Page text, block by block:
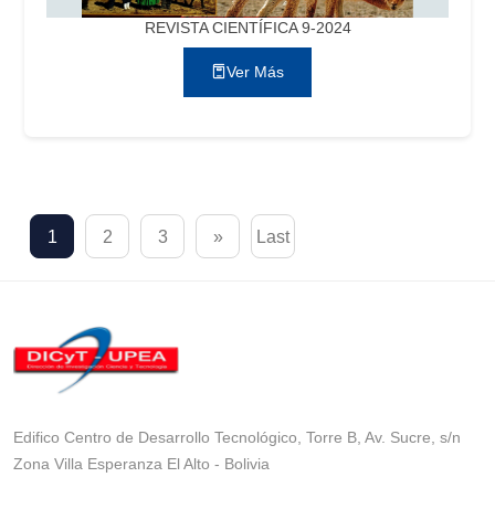
REVISTA CIENTÍFICA 9-2024
Ver Más
1 2 3 » Last
Edifico Centro de Desarrollo Tecnológico, Torre B, Av. Sucre, s/n
Zona Villa Esperanza El Alto - Bolivia